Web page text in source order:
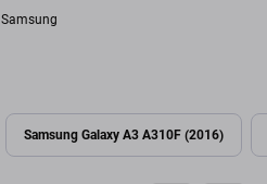
Samsung
Samsung Galaxy A3 A310F (2016)